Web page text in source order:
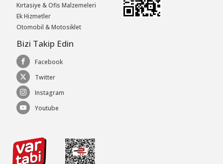
Kırtasiye & Ofis Malzemeleri
Ek Hizmetler
Otomobil & Motosiklet
Bizi Takip Edin
Facebook
Twitter
Instagram
Youtube